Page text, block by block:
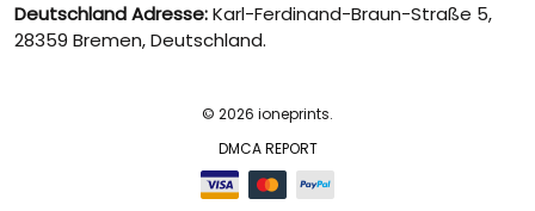
Deutschland Adresse:Karl-Ferdinand-Braun-Straße 5,
28359 Bremen, Deutschland.
© 2026 ioneprints.
DMCA REPORT